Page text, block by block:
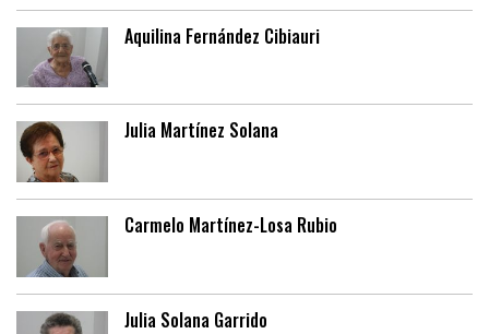
Aquilina Fernández Cibiauri
Julia Martínez Solana
Carmelo Martínez-Losa Rubio
Julia Solana Garrido